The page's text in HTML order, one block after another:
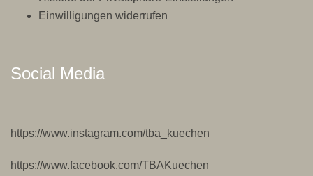
Einwilligungen widerrufen
Social Media
https://www.instagram.com/tba_kuechen
https://www.facebook.com/TBAKuechen